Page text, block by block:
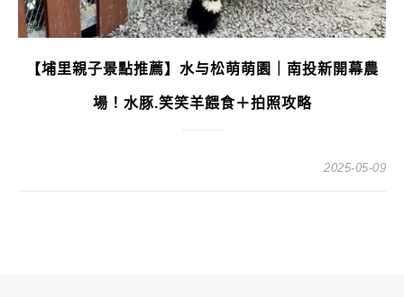
【埔里親子景點推薦】水与松萌萌園｜南投新開幕農
場！水豚.笑笑羊餵食＋拍照攻略
2025-05-09